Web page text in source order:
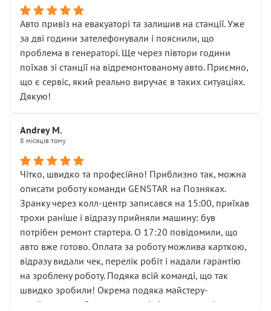
• що біля авто стояти вже не можна
• почали озвучувати купу додаткових робіт без
чіткого пояснення
( ну все зняли та доробили) дякую!
Окремий момент, який виглядає абсурдно:
мені заявили, що бачок гальмівної рідини потрібно
міняти разом із головним гальмівним циліндром у
Для людини, яка хоча б трохи розуміється на техніці,
це звучить як мінімум непрофесійно, а як максимум —
спроба продати дорогий вузол замість елементарних
ущільнювачів.
Що прикро — це не перший мій візит. Раніше міняв у
вас стартер, і тоді сервіс наче справив хороше
враження. Але згодом знайшов декілька гайок під
лобовим склом. Мені пояснили, що це “старі гайки, які
відкручували”, і попросили не хвилюватися. ( надіюсь
новий власник, не застяг в полі))
Але після нинішнього візиту такі дрібниці вже не
здаються дрібницями.
Я — клієнт, який працює на довірі, і саме її цей сервіс
Авто привіз на евакуаторі та залишив на станції. Уже
за дві години зателефонували і пояснили, що
проблема в генераторі. Ще через півтори години
поїхав зі станції на відремонтованому авто. Приємно,
що є сервіс, який реально виручає в таких ситуаціях.
Дякую!
Andrey M.
8 місяців тому
Чітко, швидко та професійно! Приблизно так, можна
описати роботу команди GENSTAR на Позняках.
Зранку через колл-центр записався на 15:00, приїхав
трохи раніше і відразу прийняли машину: був
потрібен ремонт стартера. О 17:20 повідомили, що
авто вже готово. Оплата за роботу можлива карткою,
відразу видали чек, перелік робіт і надали гарантію
на зроблену роботу. Подяка всій команді, що так
швидко зробили! Окрема подяка майстеру-
приймальнику Олександру: всі чітко та по суті.